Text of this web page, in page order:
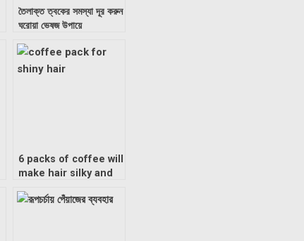
তৈলাক্ত ত্বকের সমস্যা দূর করুন
ঘরোয়া ভেষজ উপায়ে
6 packs of coffee will
make hair silky and